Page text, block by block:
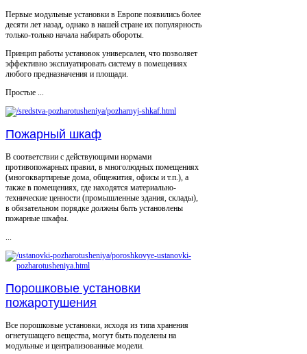
Первые модульные установки в Европе появились более
десяти лет назад, однако в нашей стране их популярность
только-только начала набирать обороты.
Принцип работы установок универсален, что позволяет
эффективно эксплуатировать систему в помещениях
любого предназначения и площади.
Простые ...
Пожарный шкаф
В соответствии с действующими нормами
противопожарных правил, в многолюдных помещениях
(многоквартирные дома, общежития, офисы и т.п.), а
также в помещениях, где находятся материально-
технические ценности (промышленные здания, склады),
в обязательном порядке должны быть установлены
пожарные шкафы.
...
Порошковые установки
пожаротушения
Все порошковые установки, исходя из типа хранения
огнетушащего вещества, могут быть поделены на
модульные и централизованные модели.